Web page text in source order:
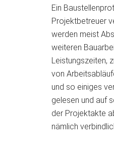
Ein
Projektbetreuer
werden meist
weiteren
Leistungszeiten,
von
und so einiges
gelesen und auf
der Projektakte
nämlich